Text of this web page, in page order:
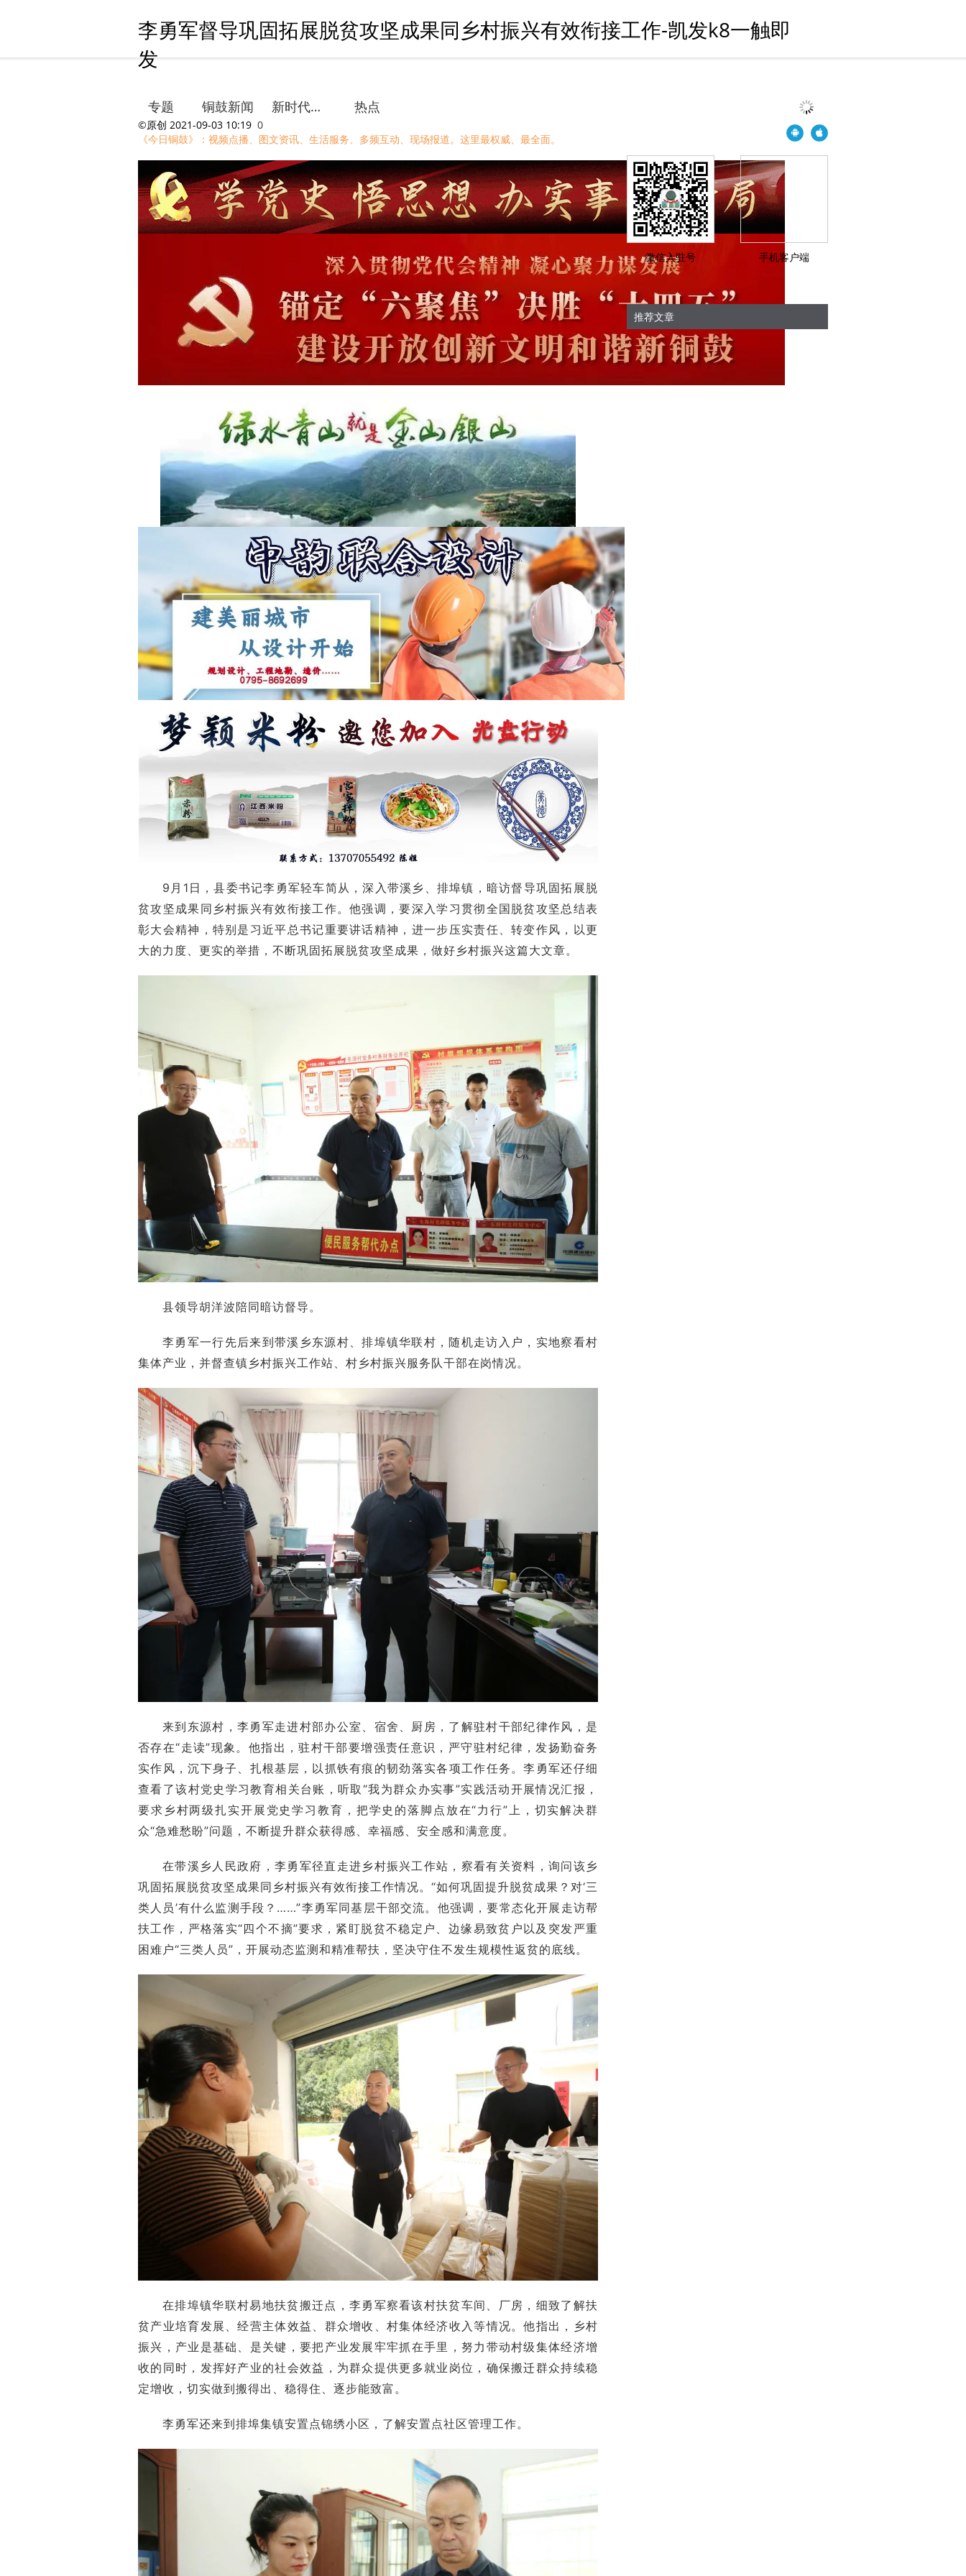
李勇军督导巩固拓展脱贫攻坚成果同乡村振兴有效衔接工作-凯发k8一触即
发
专题 铜鼓新闻 新时代文明实践 热点
©原创 2021-09-03 10:19 0
《今日铜鼓》：视频点播、图文资讯、生活服务、多频互动、现场报道。这里最权威、最全面。
9月1日，县委书记李勇军轻车简从，深入带溪乡、排埠镇，暗访督导巩固拓展脱
贫攻坚成果同乡村振兴有效衔接工作。他强调，要深入学习贯彻全国脱贫攻坚总结表
彰大会精神，特别是习近平总书记重要讲话精神，进一步压实责任、转变作风，以更
大的力度、更实的举措，不断巩固拓展脱贫攻坚成果，做好乡村振兴这篇大文章。
县领导胡洋波陪同暗访督导。
李勇军一行先后来到带溪乡东源村、排埠镇华联村，随机走访入户，实地察看村
集体产业，并督查镇乡村振兴工作站、村乡村振兴服务队干部在岗情况。
来到东源村，李勇军走进村部办公室、宿舍、厨房，了解驻村干部纪律作风，是
否存在“走读”现象。他指出，驻村干部要增强责任意识，严守驻村纪律，发扬勤奋务
实作风，沉下身子、扎根基层，以抓铁有痕的韧劲落实各项工作任务。李勇军还仔细
查看了该村党史学习教育相关台账，听取“我为群众办实事”实践活动开展情况汇报，
要求乡村两级扎实开展党史学习教育，把学史的落脚点放在“力行”上，切实解决群
众“急难愁盼”问题，不断提升群众获得感、幸福感、安全感和满意度。
在带溪乡人民政府，李勇军径直走进乡村振兴工作站，察看有关资料，询问该乡
巩固拓展脱贫攻坚成果同乡村振兴有效衔接工作情况。“如何巩固提升脱贫成果？对‘三
类人员’有什么监测手段？……”李勇军同基层干部交流。他强调，要常态化开展走访帮
扶工作，严格落实“四个不摘”要求，紧盯脱贫不稳定户、边缘易致贫户以及突发严重
困难户“三类人员”，开展动态监测和精准帮扶，坚决守住不发生规模性返贫的底线。
在排埠镇华联村易地扶贫搬迁点，李勇军察看该村扶贫车间、厂房，细致了解扶
贫产业培育发展、经营主体效益、群众增收、村集体经济收入等情况。他指出，乡村
振兴，产业是基础、是关键，要把产业发展牢牢抓在手里，努力带动村级集体经济增
收的同时，发挥好产业的社会效益，为群众提供更多就业岗位，确保搬迁群众持续稳
定增收，切实做到搬得出、稳得住、逐步能致富。
李勇军还来到排埠集镇安置点锦绣小区，了解安置点社区管理工作。
微信入驻号 手机客户端
推荐文章